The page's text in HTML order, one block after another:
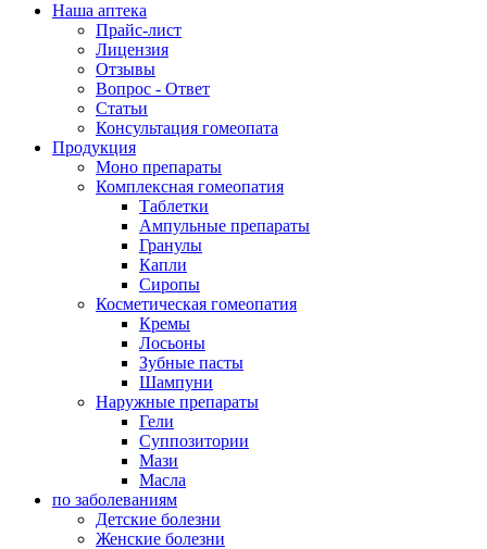
Наша аптека
Прайс-лист
Лицензия
Отзывы
Вопрос - Ответ
Статьи
Консультация гомеопата
Продукция
Моно препараты
Комплексная гомеопатия
Таблетки
Ампульные препараты
Гранулы
Капли
Сиропы
Косметическая гомеопатия
Кремы
Лосьоны
Зубные пасты
Шампуни
Наружные препараты
Гели
Суппозитории
Мази
Масла
по заболеваниям
Детские болезни
Женские болезни